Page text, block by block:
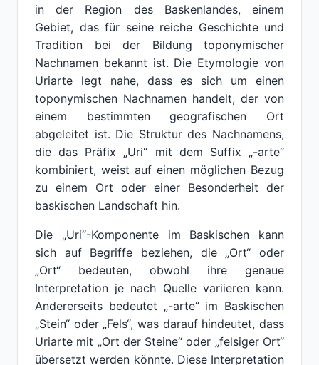
in der Region des Baskenlandes, einem
Gebiet, das für seine reiche Geschichte und
Tradition bei der Bildung toponymischer
Nachnamen bekannt ist. Die Etymologie von
Uriarte legt nahe, dass es sich um einen
toponymischen Nachnamen handelt, der von
einem bestimmten geografischen Ort
abgeleitet ist. Die Struktur des Nachnamens,
die das Präfix „Uri“ mit dem Suffix „-arte“
kombiniert, weist auf einen möglichen Bezug
zu einem Ort oder einer Besonderheit der
baskischen Landschaft hin.
Die „Uri“-Komponente im Baskischen kann
sich auf Begriffe beziehen, die „Ort“ oder
„Ort“ bedeuten, obwohl ihre genaue
Interpretation je nach Quelle variieren kann.
Andererseits bedeutet „-arte“ im Baskischen
„Stein“ oder „Fels“, was darauf hindeutet, dass
Uriarte mit „Ort der Steine“ oder „felsiger Ort“
übersetzt werden könnte. Diese Interpretation